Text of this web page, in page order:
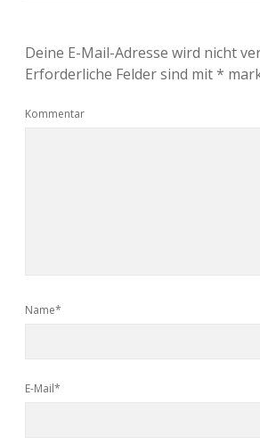
Deine E-Mail-Adresse wird nicht
Erforderliche Felder sind mit*
Kommentar
Name*
E-Mail*